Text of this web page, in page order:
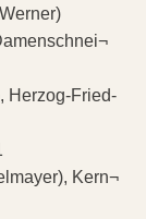
Herzog-Fried-
Kern¬